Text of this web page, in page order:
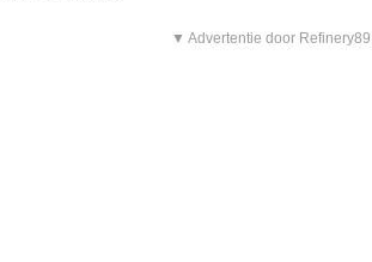
▼ Advertentie door Refinery89